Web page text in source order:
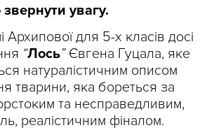
увагу.
Архипової для 5-х класів досі
“Лось” Євгена Гуцала, яке
натуралістичним описом
тварини, яка бореться за
та несправедливим,
реалістичним фіналом.